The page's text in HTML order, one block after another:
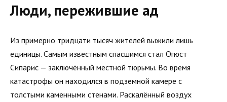
Люди, пережившие ад
Из примерно тридцати тысяч жителей выжили лишь
единицы. Самым известным спасшимся стал Огюст
Сипарис — заключённый местной тюрьмы. Во время
катастрофы он находился в подземной камере с
толстыми каменными стенами. Раскалённый воздух